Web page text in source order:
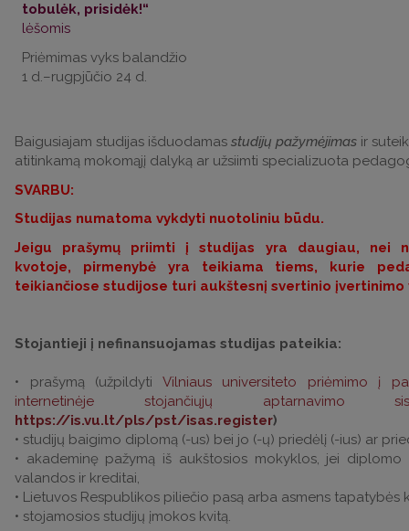
tobulėk, prisidėk!“
lėšomis
Priėmimas vyks balandžio
1 d.–rugpjūčio 24 d.
Baigusiajam studijas išduodamas studijų pažymėjimas ir
atitinkamą mokomąjį dalyką ar užsiimti specializuota
SVARBU:
Studijas numatoma vykdyti nuotoliniu būdu.
Jeigu prašymų priimti į studijas yra daugiau, nei
kvotoje, pirmenybė yra teikiama tiems, kurie
teikiančiose studijose turi aukštesnį svertinio įvertinimo
Stojantieji į nefinansuojamas studijas pateikia:
• prašymą (užpildyti Vilniaus universiteto priėmimo į
internetinėje stojančiųjų aptarnavimo
https://is.vu.lt/pls/pst/isas.register)
• studijų baigimo diplomą (-us) bei jo (-ų) priedėlį (-ius) ar
• akademinę pažymą iš aukštosios mokyklos, jei diplomo
valandos ir kreditai,
• Lietuvos Respublikos piliečio pasą arba asmens tapatybės
• stojamosios studijų įmokos kvitą.